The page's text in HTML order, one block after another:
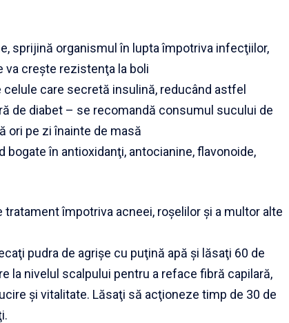
sprijină organismul în lupta împotriva infecţiilor,
creşte rezistenţa la boli
care secretă insulină, reducând astfel
de diabet – se recomandă consumul sucului de
ori pe zi înainte de masă
în antioxidanţi, antocianine, flavonoide,
împotriva acneei, roşelilor şi a multor alte
pudra de agrişe cu puţină apă şi lăsaţi 60 de
la nivelul scalpului pentru a reface fibră capilară,
şi vitalitate. Lăsaţi să acţioneze timp de 30 de